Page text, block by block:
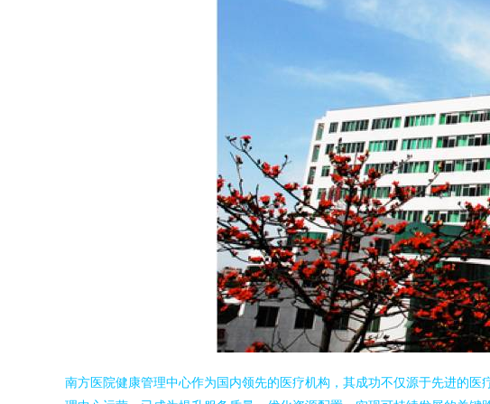
南方医院健康管理中心作为国内领先的医疗机构，其成功不仅源于先进的